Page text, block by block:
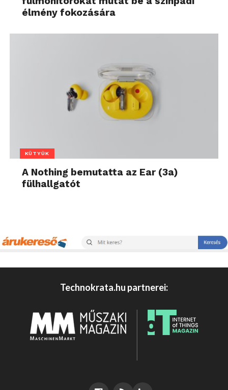
élmény fokozására
KÜTYÜK
A Nothing bemutatta az Ear (3a)
fülhallgatót
Technokrata.hu partnerei: